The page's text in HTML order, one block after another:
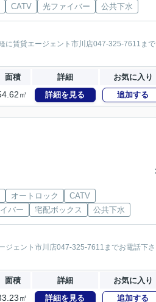
CATV 光ファイバー 公共下水
に賃貸エージェント市川店047-325-7611まで
面積 詳細 お気に入り
㎡ 詳細を見る 追加する
オートロック
CATV
バー
宅配ボックス 公共下水
ジェント市川店047-325-7611までお電話下さ
面積 詳細 お気に入り
㎡ 詳細を見る 追加する